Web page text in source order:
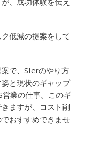
低減の提案をして
で、SIerのやり方
と現状のギャップ
営業の仕事。このギ
ますが、コスト削
おすすめできませ